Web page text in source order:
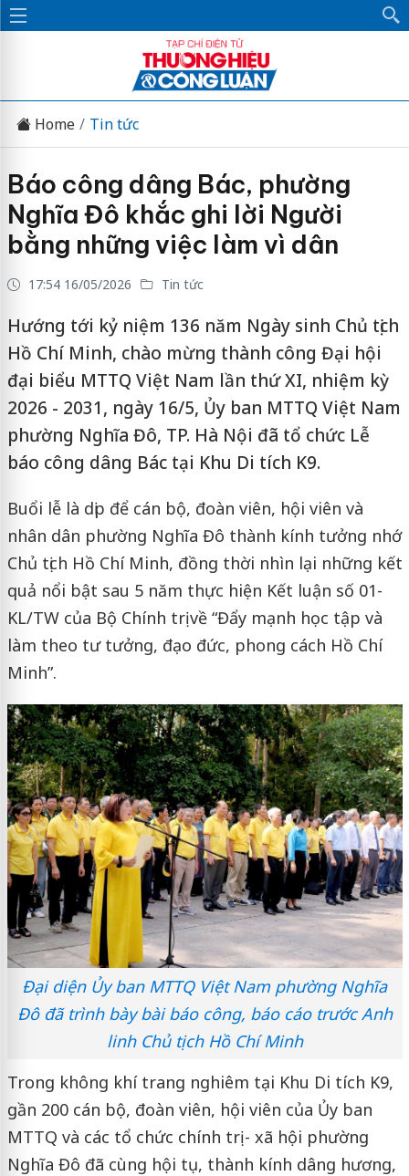
Home Tin tức
Báo công dâng Bác, phường
Nghĩa Đô khắc ghi lời Người
bằng những việc làm vì dân
17:54 16/05/2026 Tin tức
Hướng tới kỷ niệm 136 năm Ngày sinh Chủ tịch
Hồ Chí Minh, chào mừng thành công Đại hội
đại biểu MTTQ Việt Nam lần thứ XI, nhiệm kỳ
2026 - 2031, ngày 16/5, Ủy ban MTTQ Việt Nam
phường Nghĩa Đô, TP. Hà Nội đã tổ chức Lễ
báo công dâng Bác tại Khu Di tích K9.
Buổi lễ là dịp để cán bộ, đoàn viên, hội viên và
nhân dân phường Nghĩa Đô thành kính tưởng nhớ
Chủ tịch Hồ Chí Minh, đồng thời nhìn lại những kết
quả nổi bật sau 5 năm thực hiện Kết luận số 01-
KL/TW của Bộ Chính trị về “Đẩy mạnh học tập và
làm theo tư tưởng, đạo đức, phong cách Hồ Chí
Minh”.
Đại diện Ủy ban MTTQ Việt Nam phường Nghĩa
Đô đã trình bày bài báo công, báo cáo trước Anh
linh Chủ tịch Hồ Chí Minh
Trong không khí trang nghiêm tại Khu Di tích K9,
gần 200 cán bộ, đoàn viên, hội viên của Ủy ban
MTTQ và các tổ chức chính trị - xã hội phường
Nghĩa Đô đã cùng hội tụ, thành kính dâng hương,